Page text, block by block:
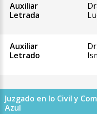
Auxiliar
Letrada
Auxiliar
Letrado
Juzgado en lo Civil y
Azul